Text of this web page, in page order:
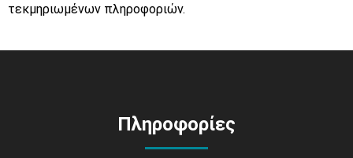
τεκμηριωμένων πληροφοριών.
Πληροφορίες